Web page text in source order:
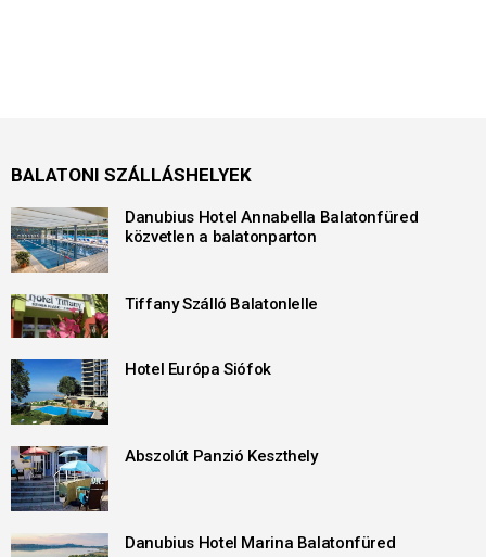
BALATONI SZÁLLÁSHELYEK
Danubius Hotel Annabella Balatonfüred
közvetlen a balatonparton
Tiffany Szálló Balatonlelle
Hotel Európa Siófok
Abszolút Panzió Keszthely
Danubius Hotel Marina Balatonfüred